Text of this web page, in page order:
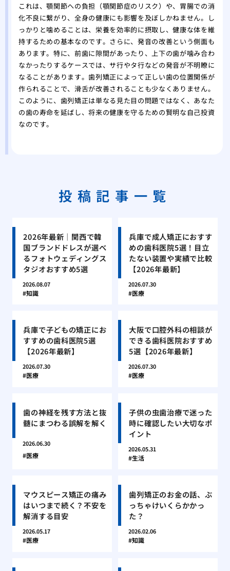
これは、顎関節への負担（顎関節症のリスク）や、胃腸での消
化不良に繋がり、全身の健康にも影響を及ぼしかねません。し
っかりと噛めることは、栄養を効率的に摂取し、健康な体を維
持するための基本なのです。さらに、発音の改善という側面も
あります。特に、前歯に隙間があったり、上下の歯が噛み合わ
なかったりするケースでは、サ行やタ行などの発音が不明瞭に
なることがあります。歯列矯正によって正しい歯の位置関係が
作られることで、滑舌が改善されることも少なくありません。
このように、歯列矯正は単なる見た目の問題ではなく、あなた
の歯の寿命を延ばし、将来の健康を守るための賢明な自己投資
なのです。
投稿記事一覧
2026年最新｜関西で韓
国ブランドドレスが選べ
るフォトウェディングス
タジオおすすめ5選
2026.08.07
知識
兵庫で成人矯正におすす
めの歯科医院5選！目立
たない装置や実績で比較
【2026年最新】
2026.07.30
医療
兵庫で子どもの矯正にお
すすめの歯科医院5選
【2026年最新】
2026.07.30
医療
大阪で口腔外科の相談が
できる歯科医院おすすめ
5選【2026年最新】
2026.07.30
医療
歯の神経を残す方法と抜
髄にまつわる誤解を解く
2026.06.30
医療
子供の虫歯治療で迷った
時に確認したい大切なポ
イント
2026.05.31
生活
マウスピース矯正の痛み
はいつまで続く？不安を
解消する目安
2026.05.17
医療
歯列矯正のお金の話、ぶ
っちゃけいくらかかっ
た？
2026.02.06
知識